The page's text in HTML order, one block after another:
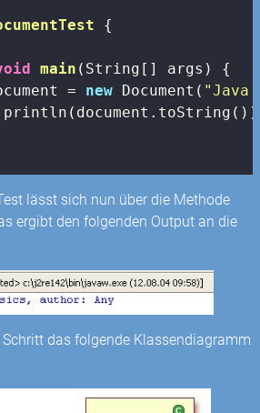
{
main (String[] args)
{
=
new Document( "Java
lässt sich nun über die Methode
ergibt den folgenden Output an die
das folgende Klassendiagramm